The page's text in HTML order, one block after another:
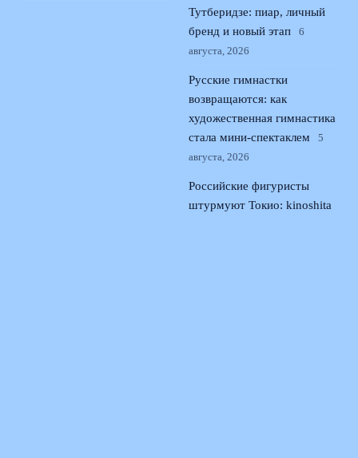
Тутберидзе: пиар, личный
бренд и новый этап
6
августа, 2026
Русские гимнастки
возвращаются: как
художественная гимнастика
стала мини-спектаклем
5
августа, 2026
Российские фигуристы
штурмуют Токио: kinoshita